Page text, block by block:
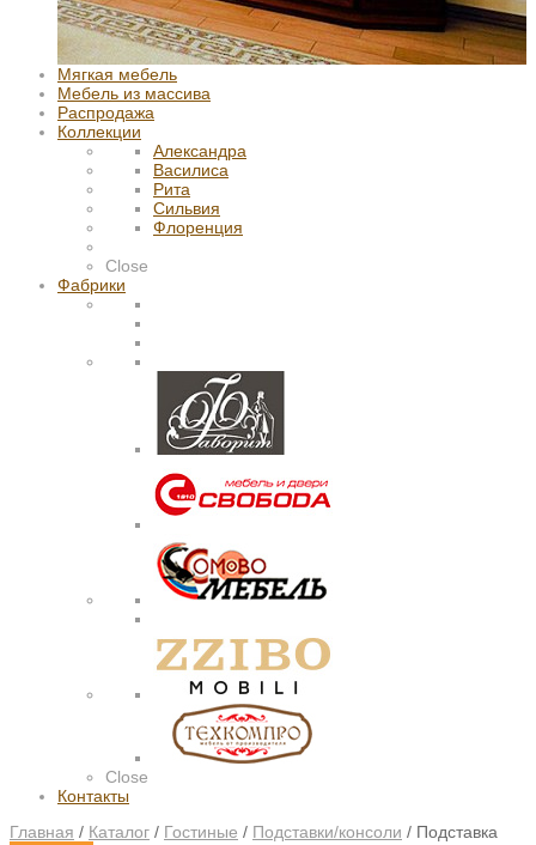
Мягкая мебель
Мебель из массива
Распродажа
Коллекции
Александра
Василиса
Рита
Сильвия
Флоренция
Close
Фабрики
Close
Контакты
Главная / Каталог / Гостиные / Подставки/консоли / Подставка